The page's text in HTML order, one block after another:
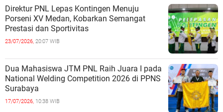
Direktur PNL Lepas Kontingen Menuju
Porseni XV Medan, Kobarkan Semangat
Prestasi dan Sportivitas
23/07/2026, 20:07 WIB
Dua Mahasiswa JTM PNL Raih Juara I pada
National Welding Competition 2026 di PPNS
Surabaya
17/07/2026, 10:38 WIB